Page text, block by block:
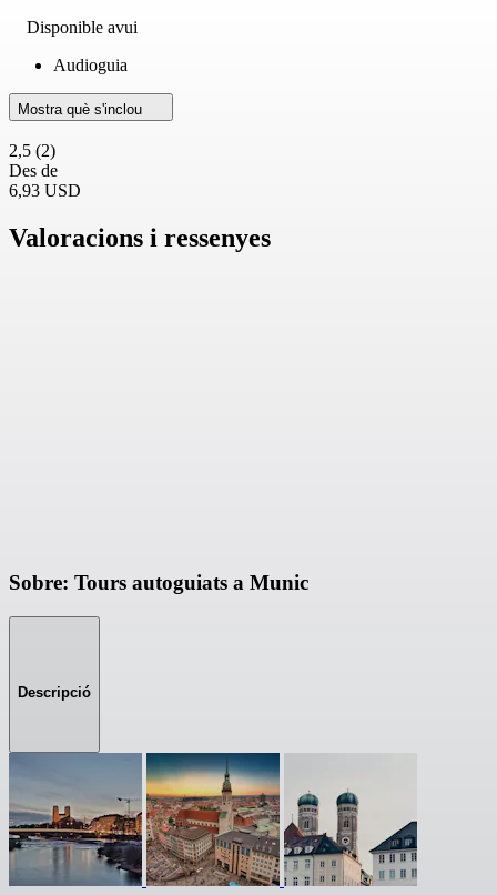
Disponible avui
Audioguia
Mostra què s'inclou
2,5 (2)
Des de
6,93 USD
Valoracions i ressenyes
Sobre: Tours autoguiats a Munic
Descripció